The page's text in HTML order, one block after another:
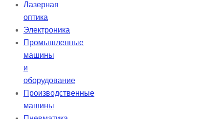
Лазерная
оптика
Электроника
Промышленные
машины
и
оборудование
Производственные
машины